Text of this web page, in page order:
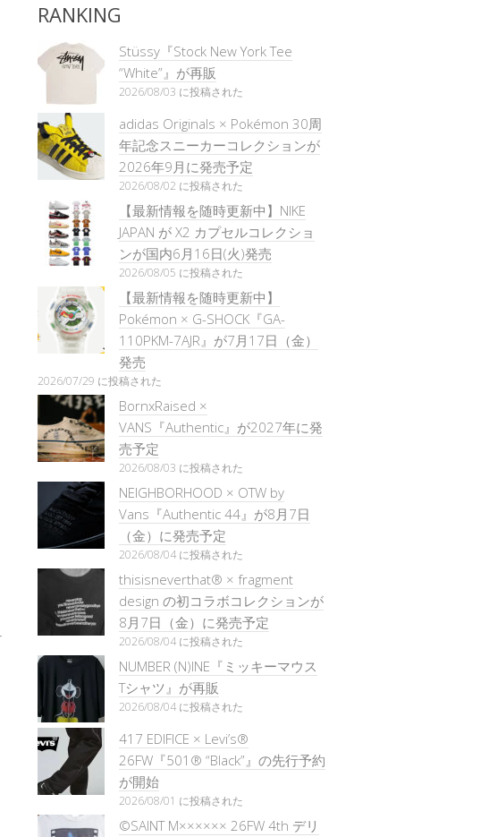
RANKING
Stüssy『Stock New York Tee
“White”』が再販
2026/08/03 に投稿された
adidas Originals × Pokémon 30周
年記念スニーカーコレクションが
2026年9月に発売予定
2026/08/02 に投稿された
【最新情報を随時更新中】NIKE
JAPAN が X2 カプセルコレクショ
ンが国内6月16日(火)発売
2026/08/05 に投稿された
【最新情報を随時更新中】
Pokémon × G-SHOCK『GA-
110PKM-7AJR』が7月17日（金）
発売
2026/07/29 に投稿された
BornxRaised ×
VANS『Authentic』が2027年に発
売予定
2026/08/03 に投稿された
NEIGHBORHOOD × OTW by
Vans『Authentic 44』が8月7日
（金）に発売予定
2026/08/04 に投稿された
thisisneverthat® × fragment
design の初コラボコレクションが
8月7日（金）に発売予定
2026/08/04 に投稿された
NUMBER (N)INE『ミッキーマウス
Tシャツ』が再販
2026/08/04 に投稿された
417 EDIFICE × Levi’s®
26FW『501®︎ “Black”』の先行予約
が開始
2026/08/01 に投稿された
©SAINT M×××××× 26FW 4th デリ